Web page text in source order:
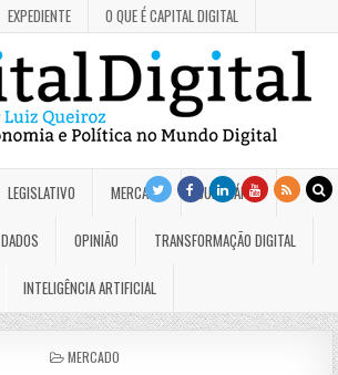
EXPEDIENTE O QUE É CAPITAL DIGITAL
LEGISLATIVO MERCADO JUDICIÁRIO
DADOS OPINIÃO TRANSFORMAÇÃO DIGITAL
INTELIGÊNCIA ARTIFICIAL
POSTED
MERCADO